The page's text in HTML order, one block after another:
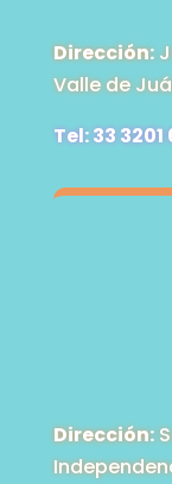
Dirección:
Valle de
Tel: 33 3201
Dirección: